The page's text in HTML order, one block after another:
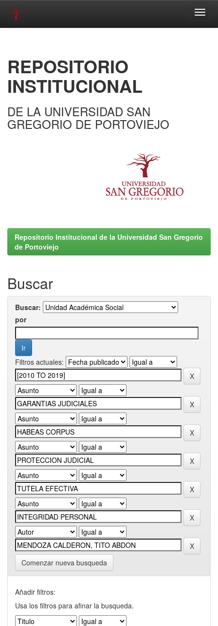
REPOSITORIO
INSTITUCIONAL
DE LA UNIVERSIDAD SAN
GREGORIO DE PORTOVIEJO
Repositorio Institucional de la Universidad San Gregorio
de Portoviejo
Buscar
Buscar:
por
Filtros actuales:
Comenzar nueva busqueda
Añadir filtros:
Usa los filtros para afinar la busqueda.